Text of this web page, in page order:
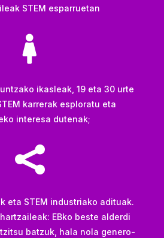
STEM esparruetan

ikasleak, 19 eta 30 urte
karrerak esploratu eta
interesa dutenak;

eta STEM industriako adituak.
EBko beste alderdi
batzuk, hala nola genero-